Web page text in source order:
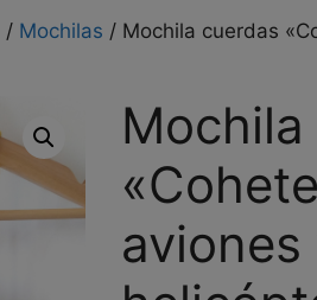
/ Mochilas / Mochila cuerdas
aviones